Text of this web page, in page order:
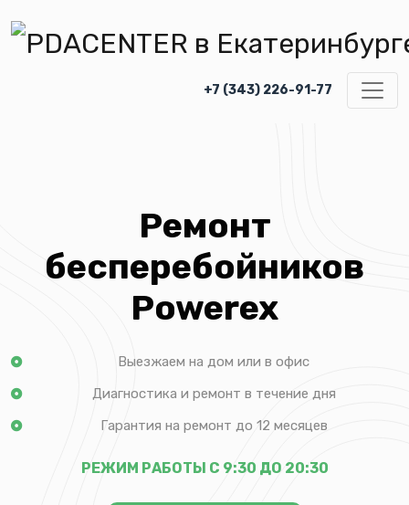
+7 (343) 226-91-77
Ремонт
бесперебойников
Powerex
Выезжаем на дом или в офис
Диагностика и ремонт в течение дня
Гарантия на ремонт до 12 месяцев
РЕЖИМ РАБОТЫ С 9:30 ДО 20:30